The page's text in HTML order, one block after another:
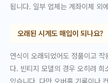
됩니다. 일부 업체는 계좌이체 외
오래된 시계도 매입이 되나요?
연식이 오래되었어도 정품이고
다. 빈티지 모델의 경우 오히려
있습니다. 다만 오버홀 기록이나